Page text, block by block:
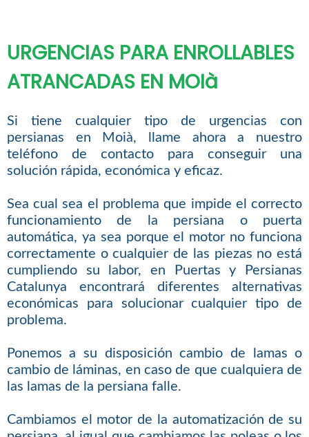
URGENCIAS PARA ENROLLABLES
ATRANCADAS EN MOIà
Si tiene cualquier tipo de urgencias con
persianas en Moià, llame ahora a nuestro
teléfono de contacto para conseguir una
solución rápida, económica y eficaz.
Sea cual sea el problema que impide el correcto
funcionamiento de la persiana o puerta
automática, ya sea porque el motor no funciona
correctamente o cualquier de las piezas no está
cumpliendo su labor, en Puertas y Persianas
Catalunya encontrará diferentes alternativas
económicas para solucionar cualquier tipo de
problema.
Ponemos a su disposición cambio de lamas o
cambio de láminas, en caso de que cualquiera de
las lamas de la persiana falle.
Cambiamos el motor de la automatización de su